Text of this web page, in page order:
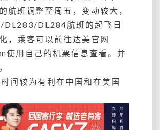
航班调整至周五，变动较大，
DL283/DL284航班的起飞日
， 乘客可以前往达美官网
使用自己的机票信息查看。并
间较为有利在中国和在美国